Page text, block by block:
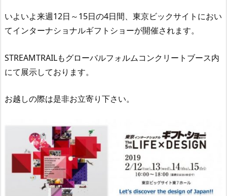
いよいよ来週12日～15日の4日間、東京ビックサイトにおい
てインターナショナルギフトショーが開催されます。
STREAMTRAILもグローバルフォルムコンクリートブース内
にて展示しております。
お越しの際は是非お立寄り下さい。